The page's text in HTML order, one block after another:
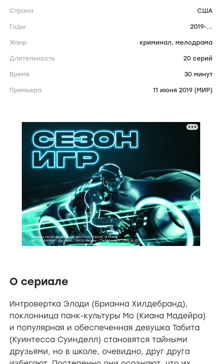
Страна США
Годы 2019-...
Жанр криминал, мелодрама
Длительность 20 серий
Время 30 минут
Премьера 11 июня 2019 (МИР)
О сериале
Интровертка Элоди (Брианна Хилдебранд),
поклонница панк-культуры Мо (Киана Мадейра)
и популярная и обеспеченная девушка Табита
(Куинтесса Суинделл) становятся тайными
друзьями, но в школе, очевидно, друг друга